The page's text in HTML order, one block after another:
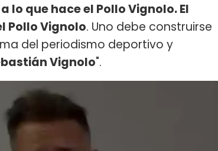
que hace el Pollo Vignolo. El
Pollo Vignolo. Uno debe construirse
del periodismo deportivo y
Vignolo".